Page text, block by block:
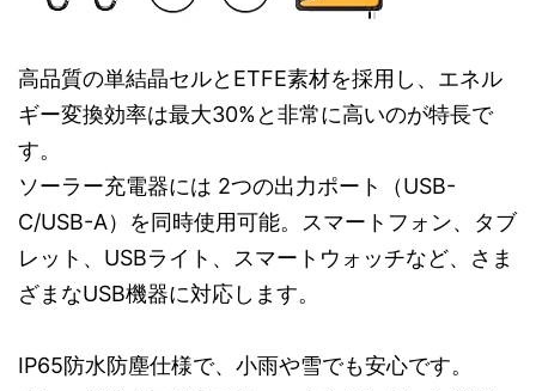
高品質の単結晶セルとETFE素材を採用し、エネル
ギー変換効率は最大30%と非常に高いのが特長で
す。
ソーラー充電器には 2つの出力ポート（USB-
C/USB-A）を同時使用可能。スマートフォン、タブ
レット、USBライト、スマートウォッチなど、さま
ざまなUSB機器に対応します。
IP65防水防塵仕様で、小雨や雪でも安心です。